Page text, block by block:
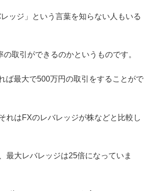
ッジ」という言葉を知らない人もいる
取引ができるのかというものです。
ば最大で500万円の取引をすることがで
れはFXのレバレッジが株などと比較し
最大レバレッジは25倍になっていま